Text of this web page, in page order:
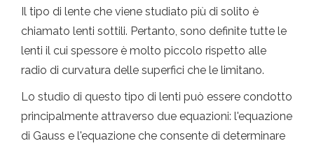
Il tipo di lente che viene studiato più di solito è
chiamato lenti sottili. Pertanto, sono definite tutte le
lenti il ​​cui spessore è molto piccolo rispetto alle
radio di curvatura delle superfici che le limitano.
Lo studio di questo tipo di lenti può essere condotto
principalmente attraverso due equazioni: l'equazione
di Gauss e l'equazione che consente di determinare